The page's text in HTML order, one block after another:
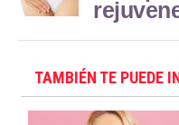
TAMBIÉN TE PUEDE